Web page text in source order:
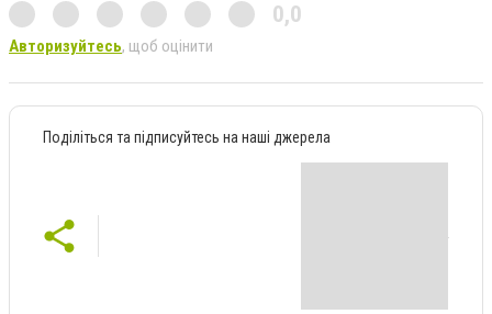
0,0
Авторизуйтесь, щоб оцінити
Поділіться та підписуйтесь на наші джерела